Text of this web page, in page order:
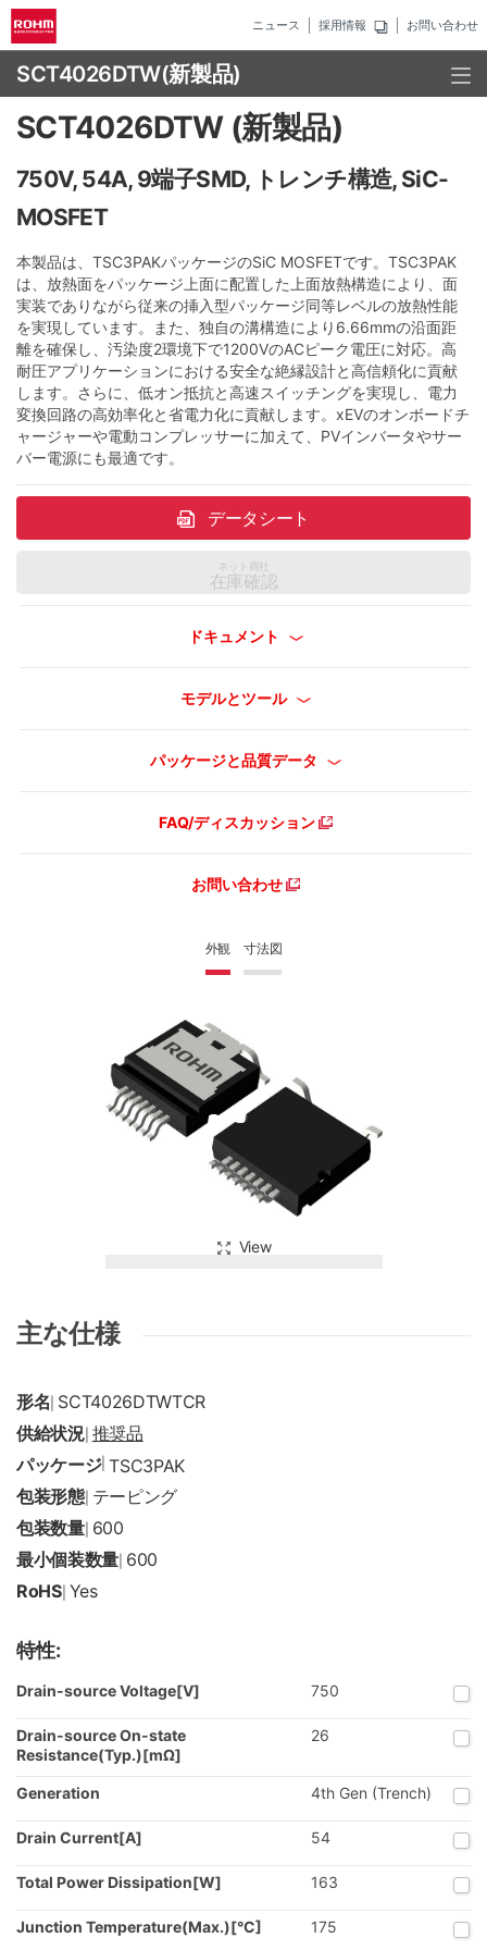
ニュース 採用情報 お問い合わせ
SCT4026DTW(新製品)
外観 寸法図
View
SCT4026DTW (新製品)
750V, 54A, 9端子SMD, トレンチ構造, SiC-
MOSFET
本製品は、TSC3PAKパッケージのSiC MOSFETです。TSC3PAK
は、放熱面をパッケージ上面に配置した上面放熱構造により、面
実装でありながら従来の挿入型パッケージ同等レベルの放熱性能
を実現しています。また、独自の溝構造により6.66mmの沿面距
離を確保し、汚染度2環境下で1200VのACピーク電圧に対応。高
耐圧アプリケーションにおける安全な絶縁設計と高信頼化に貢献
します。さらに、低オン抵抗と高速スイッチングを実現し、電力
変換回路の高効率化と省電力化に貢献します。xEVのオンボードチ
ャージャーや電動コンプレッサーに加えて、PVインバータやサー
バー電源にも最適です。
データシート
ネット商社
在庫確認
ドキュメント
モデルとツール
パッケージと品質データ
FAQ/ディスカッション
お問い合わせ
主な仕様
形名 SCT4026DTWTCR
供給状況| 推奨品
パッケージ|TSC3PAK
包装形態| テーピング
包装数量| 600
最小個装数量 600
RoHS| Yes
特性:
Drain-source Voltage[V] 750
Drain-source On-state
Resistance(Typ.)[mΩ]
26
Generation 4th Gen (Trench)
Drain Current[A] 54
Total Power Dissipation[W] 163
Junction Temperature(Max.)[°C] 175